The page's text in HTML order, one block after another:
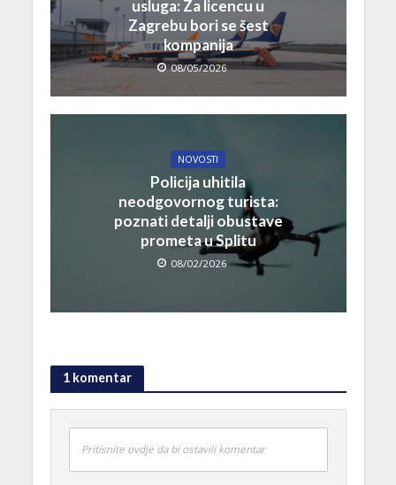
usluga: Za licencu u
Zagrebu bori se šest
kompanija
08/05/2026
NOVOSTI
Policija uhitila
neodgovornog turista:
poznati detalji obustave
prometa u Splitu
08/02/2026
1 komentar
Pritisnite ovdje da bi ostavili komentar